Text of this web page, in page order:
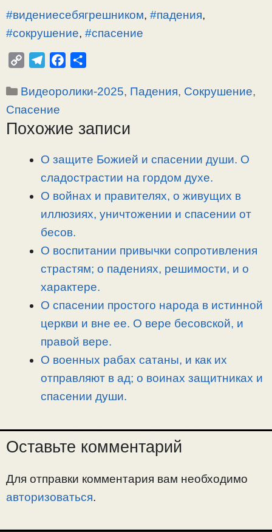
#видениесебягрешником, #падения,
#сокрушение, #спасение
p
y
L
l
e
g
a
c
b
п
а
ь
Рубрики
Видеоролики-2025, Падения, Сокрушение,
Спасение
Похожие записи
О защите Божией и спасении души. О
сладострастии на гордом духе.
О войнах и правителях, о живущих в
иллюзиях, уничтожении и спасении от
бесов.
О воспитании привычки сопротивления
страстям; о падениях, решимости, и о
характере.
О спасении простого народа в истинной
церкви и вне ее. О вере бесовской, и
правой вере.
О военных рабах сатаны, и как их
отправляют в ад; о воинах защитниках и
спасении души.
Оставьте комментарий
Для отправки комментария вам необходимо
авторизоваться.